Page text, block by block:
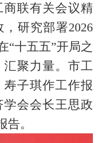
联有关会议精
研究部署2026
“十五五”开局之
聚力量。市工
子琪作工作报
会会长王思政
。